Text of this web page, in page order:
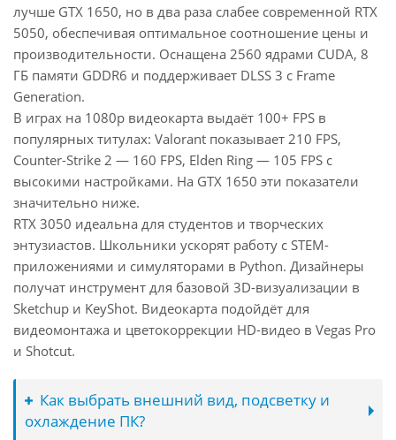
лучше GTX 1650, но в два раза слабее современной RTX
5050, обеспечивая оптимальное соотношение цены и
производительности. Оснащена 2560 ядрами CUDA, 8
ГБ памяти GDDR6 и поддерживает DLSS 3 с Frame
Generation.
В играх на 1080p видеокарта выдаёт 100+ FPS в
популярных титулах: Valorant показывает 210 FPS,
Counter-Strike 2 — 160 FPS, Elden Ring — 105 FPS с
высокими настройками. На GTX 1650 эти показатели
значительно ниже.
RTX 3050 идеальна для студентов и творческих
энтузиастов. Школьники ускорят работу с STEM-
приложениями и симуляторами в Python. Дизайнеры
получат инструмент для базовой 3D-визуализации в
Sketchup и KeyShot. Видеокарта подойдёт для
видеомонтажа и цветокоррекции HD-видео в Vegas Pro
и Shotcut.
Как выбрать внешний вид, подсветку и
охлаждение ПК?